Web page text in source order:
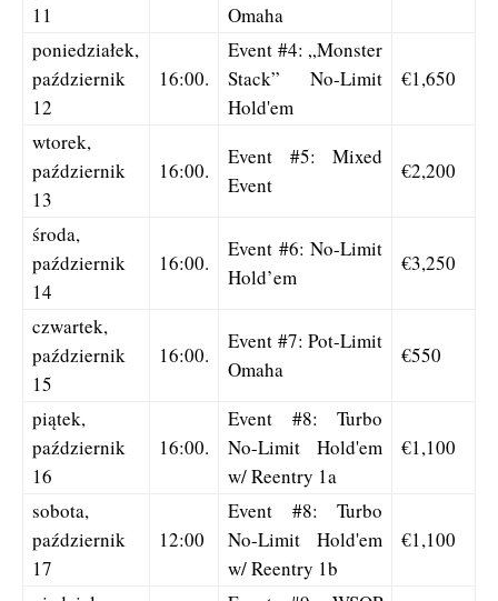
11
Omaha
poniedziałek,
październik
12
16:00.
Event #4: „Monster
Stack” No-Limit
Hold'em
€1,650
wtorek,
październik
13
16:00.
Event #5: Mixed
Event
€2,200
środa,
październik
14
16:00.
Event #6: No-Limit
Hold’em
€3,250
czwartek,
październik
15
16:00.
Event #7: Pot-Limit
Omaha
€550
piątek,
październik
16
16:00.
Event #8: Turbo
No-Limit Hold'em
w/ Reentry 1a
€1,100
sobota,
październik
17
12:00
Event #8: Turbo
No-Limit Hold'em
w/ Reentry 1b
€1,100